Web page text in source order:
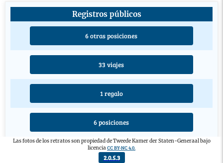
Registros públicos
6 otras posiciones
33 viajes
1 regalo
6 posiciones
3 educaciones
Las fotos de los retratos son propiedad de Tweede Kamer der Staten-Generaal bajo
licenciaCC BY-NC 4.0.
2.0.5.3